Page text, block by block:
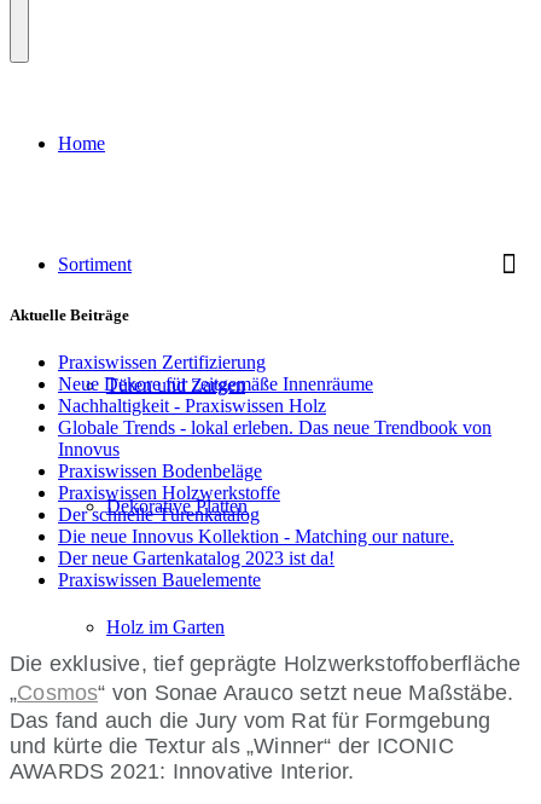
Home
Sortiment
Türen und Zargen
Dekorative Platten
Holz im Garten
Fußböden
Aktuelle Beiträge
Praxiswissen Zertifizierung
Neue Dekore für zeitgemäße Innenräume
Nachhaltigkeit - Praxiswissen Holz
Globale Trends - lokal erleben. Das neue Trendbook von
Innovus
Praxiswissen Bodenbeläge
Praxiswissen Holzwerkstoffe
Der schnelle Türenkatalog
Die neue Innovus Kollektion - Matching our nature.
Der neue Gartenkatalog 2023 ist da!
Praxiswissen Bauelemente
Die exklusive, tief geprägte Holzwerkstoffoberfläche
„Cosmos“ von Sonae Arauco setzt neue Maßstäbe.
Das fand auch die Jury vom Rat für Formgebung
und kürte die Textur als „Winner“ der ICONIC
AWARDS 2021: Innovative Interior.